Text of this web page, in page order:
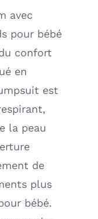
avec
pour bébé
confort
en
est
la peau
de
plus
bébé.